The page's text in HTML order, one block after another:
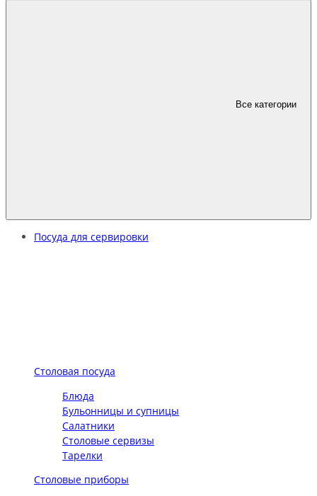
Все категории
Посуда для сервировки
Столовая посуда
Блюда
Бульонницы и супницы
Салатники
Столовые сервизы
Тарелки
Столовые приборы